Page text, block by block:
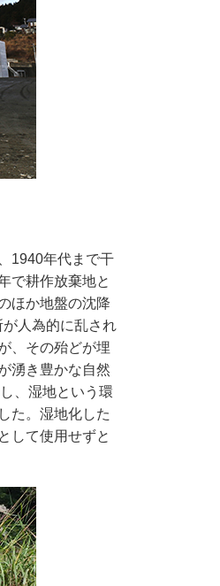
1940年代まで干
で耕作放棄地と
ほか地盤の沈降
人為的に乱され
、その殆どが埋
湧き豊かな自然
、湿地という環
た。湿地化した
して使用せずと